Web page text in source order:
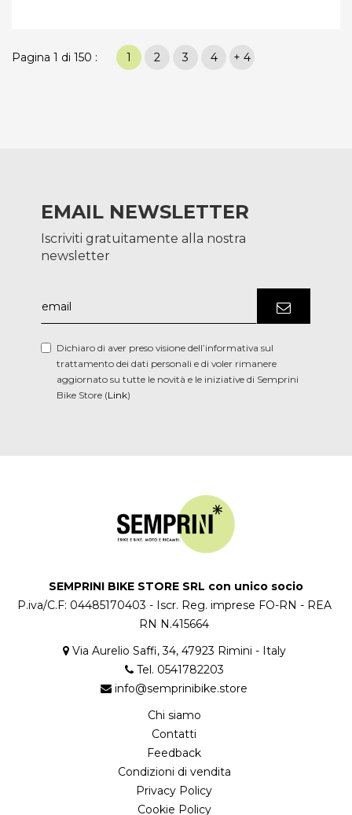
Pagina 1 di 150 : 1 2 3 4 + 4
EMAIL NEWSLETTER
Iscriviti gratuitamente alla nostra
newsletter
Dichiaro di aver preso visione dell’informativa sul
trattamento dei dati personali e di voler rimanere
aggiornato su tutte le novità e le iniziative di Semprini
Bike Store (Link)
SEMPRINI BIKE STORE SRL con unico socio
P.iva/C.F: 04485170403 - Iscr. Reg. imprese FO-RN - REA
RN N.415664
Via Aurelio Saffi, 34, 47923 Rimini - Italy
Tel. 0541782203
info@semprinibike.store
Chi siamo
Contatti
Feedback
Condizioni di vendita
Privacy Policy
Cookie Policy